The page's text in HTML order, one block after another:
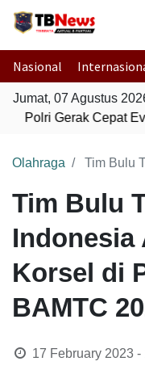
Nasional
Jumat, 07 Agustus
Polri Gerak Cepat
Olahraga Tim Bulu Tangkis
Tim Bulu
Indonesia
Korsel di
BAMTC
17 February 2023 -